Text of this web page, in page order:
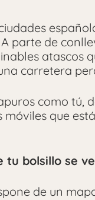
parte de
atascos
carretera
como tú,
que
tu bolsillo se
de un